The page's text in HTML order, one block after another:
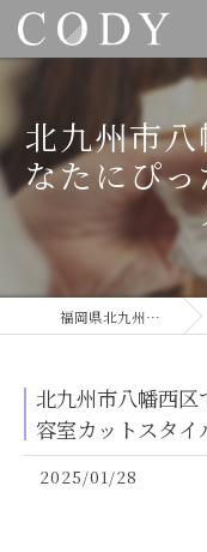
北九州市
なたにぴ
福岡県北九州の美容室ならCODY
北九州市八幡西
容室カットスタイ
2025/01/28